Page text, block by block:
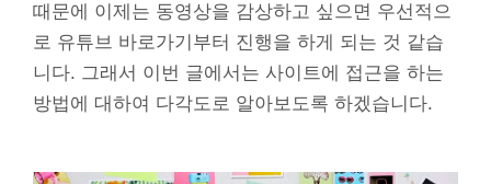
때문에 이제는 동영상을 감상하고 싶으면 우선적으
로 유튜브 바로가기부터 진행을 하게 되는 것 같습
니다. 그래서 이번 글에서는 사이트에 접근을 하는
방법에 대하여 다각도로 알아보도록 하겠습니다.